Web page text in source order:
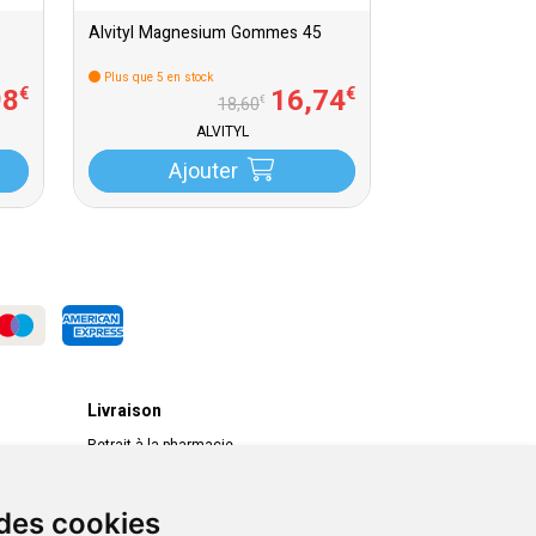
cookies
€
Alvityl Magnesium Gommes 45
Plus que 5 en stock
18,60€ 16,74€
ALVITYL
Ajouter
Livraison
Retrait à la pharmacie
Livraison dans un Point Relais